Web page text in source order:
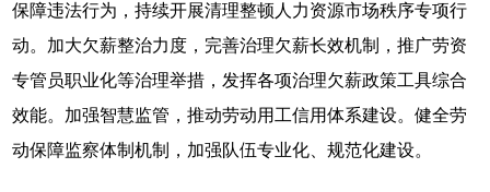
保障违法行为，持续开展清理整顿人力资源市场秩序专项行
动。加大欠薪整治力度，完善治理欠薪长效机制，推广劳资
专管员职业化等治理举措，发挥各项治理欠薪政策工具综合
效能。加强智慧监管，推动劳动用工信用体系建设。健全劳
动保障监察体制机制，加强队伍专业化、规范化建设。